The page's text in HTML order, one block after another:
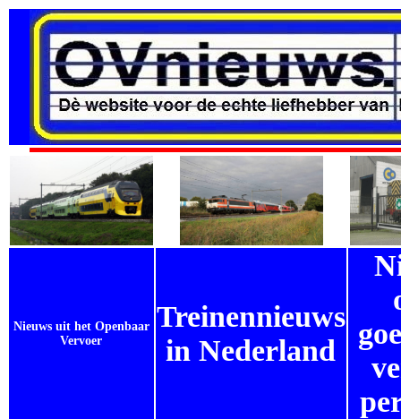
Nieuws uit het Openbaar
Vervoer
Treinennieuws
in Nederland